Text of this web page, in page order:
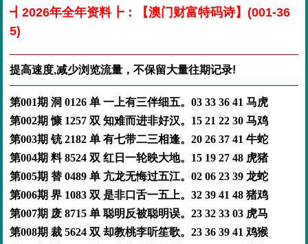
┫2026年全年资料┣：【澳门财富特码诗】(001-36
5)
提高速度,减少浏览流量，不保留大量往期记录!
第001期 洞 0126 单 一上有三伴细五。03 33 36 41 马虎
第002期 慷 1257 双 知难而进非好汉。15 21 22 30 马鸡
第003期 铳 2182 单 有七带二三相逢。20 26 37 41 牛蛇
第004期 料 8524 双 红日一轮映大地。15 19 27 48 虎猪
第005期 替 0489 单 亢龙无悔过五江。02 06 23 39 龙蛇
第006期 界 1083 双 是非口舌一五上。32 39 41 48 猪鸡
第007期 废 8715 单 聪明反被聪明误。23 32 33 03 虎马
第008期 裁 5624 双 却教桃李听笙歌。23 36 39 41 鸡猴